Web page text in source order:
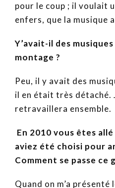
pour le coup ; il voulait
enfers, que la musique
Y’avait-il des
montage ?
Peu, il y avait des
il en était très détaché.
retravaillera ensemble.
En 2010 vous êtes
aviez été choisi pour
Comment se passe ce
Quand on m’a